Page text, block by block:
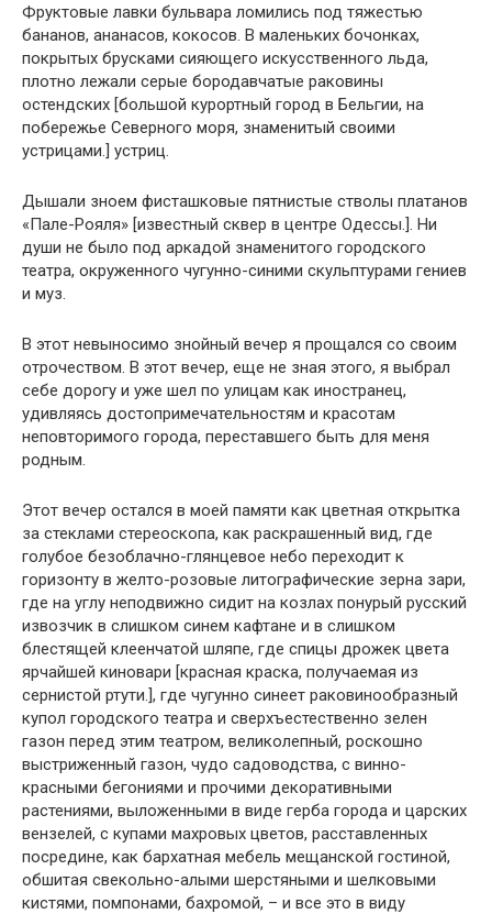
Фруктовые лавки бульвара ломились под тяжестью
бананов, ананасов, кокосов. В маленьких бочонках,
покрытых брусками сияющего искусственного льда,
плотно лежали серые бородавчатые раковины
остендских [большой курортный город в Бельгии, на
побережье Северного моря, знаменитый своими
устрицами.] устриц.
Дышали зноем фисташковые пятнистые стволы платанов
«Пале-Рояля» [известный сквер в центре Одессы.]. Ни
души не было под аркадой знаменитого городского
театра, окруженного чугунно-синими скульптурами гениев
и муз.
В этот невыносимо знойный вечер я прощался со своим
отрочеством. В этот вечер, еще не зная этого, я выбрал
себе дорогу и уже шел по улицам как иностранец,
удивляясь достопримечательностям и красотам
неповторимого города, переставшего быть для меня
родным.
Этот вечер остался в моей памяти как цветная открытка
за стеклами стереоскопа, как раскрашенный вид, где
голубое безоблачно-глянцевое небо переходит к
горизонту в желто-розовые литографические зерна зари,
где на углу неподвижно сидит на козлах понурый русский
извозчик в слишком синем кафтане и в слишком
блестящей клеенчатой шляпе, где спицы дрожек цвета
ярчайшей киновари [красная краска, получаемая из
сернистой ртути.], где чугунно синеет раковинообразный
купол городского театра и сверхъестественно зелен
газон перед этим театром, великолепный, роскошно
выстриженный газон, чудо садоводства, с винно-
красными бегониями и прочими декоративными
растениями, выложенными в виде герба города и царских
вензелей, с купами махровых цветов, расставленных
посредине, как бархатная мебель мещанской гостиной,
обшитая свекольно-алыми шерстяными и шелковыми
кистями, помпонами, бахромой, – и все это в виду